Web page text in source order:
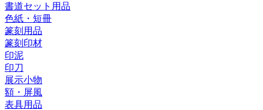
書道セット用品
色紙・短冊
篆刻用品
篆刻印材
印泥
印刀
展示小物
額・屏風
表具用品